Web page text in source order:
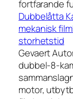
fortfarande
Dubbelåtta
mekanisk
storhetstid
Gevaert
dubbel-8-
motor,